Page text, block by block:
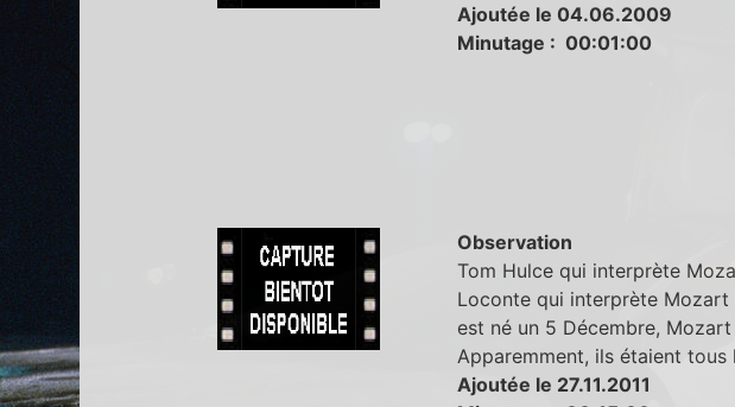
Ajoutée le 04.06.2009
Minutage : 00:01:00
Observation
Tom Hulce qui interprète
Loconte qui interprète
est né un 5 Décembre,
Apparemment, ils étaient
Ajoutée le 27.11.2011